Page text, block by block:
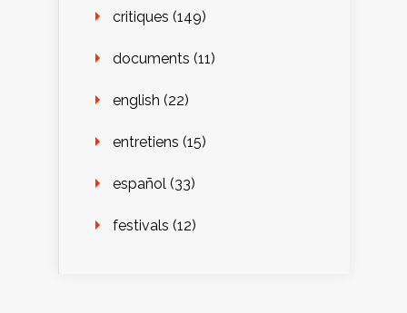
critiques (149)
documents (11)
english (22)
entretiens (15)
español (33)
festivals (12)